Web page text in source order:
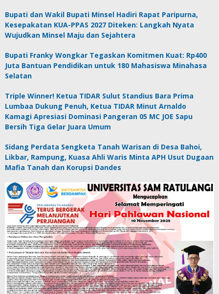
Bupati dan Wakil Bupati Minsel Hadiri Rapat Paripurna,
Kesepakatan KUA-PPAS 2027 Diteken: Langkah Nyata
Wujudkan Minsel Maju dan Sejahtera
Bupati Franky Wongkar Tegaskan Komitmen Kuat: Rp400
Juta Bantuan Pendidikan untuk 180 Mahasiswa Minahasa
Selatan
Triple Winner! Ketua TIDAR Sulut Standius Bara Prima
Lumbaa Dukung Penuh, Ketua TIDAR Minut Arnaldo
Kamagi Apresiasi Dominasi Pangeran 05 MC JOE Sapu
Bersih Tiga Gelar Juara Umum
Sidang Perdata Sengketa Tanah Warisan di Desa Bahoi,
Likbar, Rampung, Kuasa Ahli Waris Minta APH Usut Dugaan
Mafia Tanah dan Korupsi Dandes